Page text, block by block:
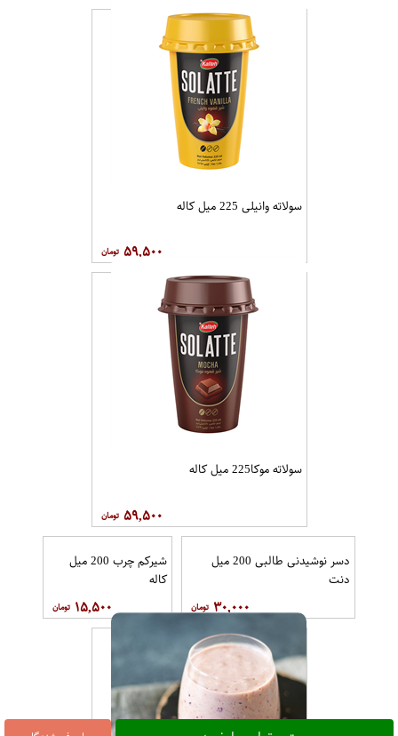
سولاته وانیلی 225 میل کاله
۵۹,۵۰۰
سولاته موکا225 میل کاله
۵۹,۵۰۰
دسر نوشیدنی طالبی 200 میل
دنت
۳۰,۰۰۰
شیرکم چرب 200 میل
کاله
۱۵,۵۰۰